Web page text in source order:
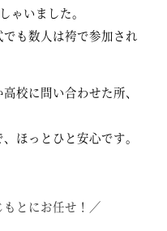
ゃいました。
も数人は袴で参加され
校に問い合わせた所、
ほっとひと安心です。
とにお任せ！／